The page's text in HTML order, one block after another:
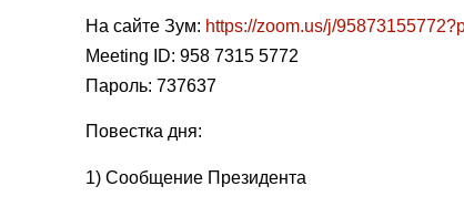
На сайте Зум: https://zoom.us/j/
Meeting ID: 958 7315 5772
Пароль: 737637
Повестка дня:
1) Сообщение Президента